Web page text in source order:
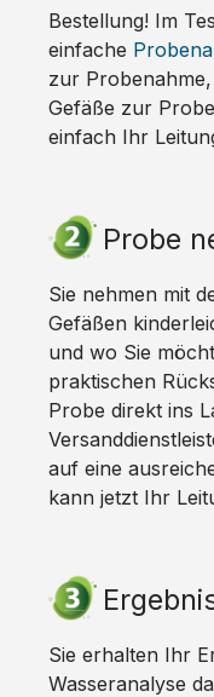
Bestellung! Im
einfache
zur
Gefäße zur
einfach Ihr
Probe
Sie nehmen mit
Gefäßen
und wo Sie
praktischen
Probe direkt ins
auf eine
kann jetzt Ihr
Sie erhalten Ihr
Wasseranalyse